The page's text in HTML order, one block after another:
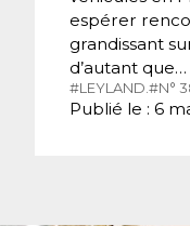
espérer
grandissant
d’autant que…
#LEYLAND. #N°
Publié le : 6